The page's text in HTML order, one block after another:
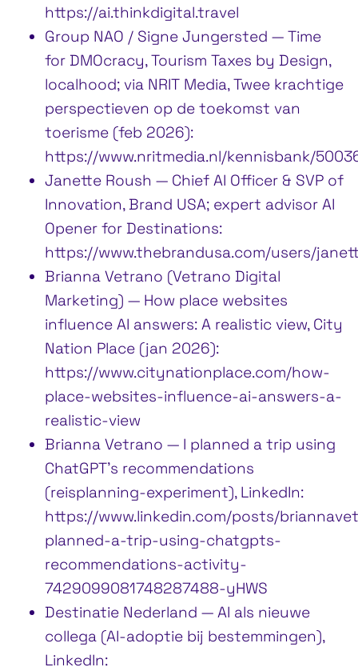
https://ai.thinkdigital.travel
Group NAO / Signe Jungersted — Time
for DMOcracy, Tourism Taxes by Design,
localhood; via NRIT Media, Twee krachtige
perspectieven op de toekomst van
toerisme (feb 2026):
https://www.nritmedia.nl/kennisbank/
Janette Roush — Chief AI Officer & SVP of
Innovation, Brand USA; expert advisor AI
Opener for Destinations:
https://www.thebrandusa.com/users/
Brianna Vetrano (Vetrano Digital
Marketing) — How place websites
influence AI answers: A realistic view, City
Nation Place (jan 2026):
https://www.citynationplace.com/how-
place-websites-influence-ai-answers-a-
realistic-view
Brianna Vetrano — I planned a trip using
ChatGPT’s recommendations
(reisplanning-experiment), LinkedIn:
https://www.linkedin.com/posts/
planned-a-trip-using-chatgpts-
recommendations-activity-
7429099081748287488-yHWS
Destinatie Nederland — AI als nieuwe
collega (AI-adoptie bij bestemmingen),
LinkedIn: